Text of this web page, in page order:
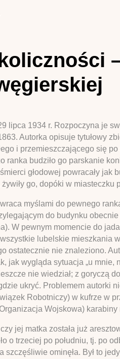
lipca 1934 r. Rozpoczyna je
Autorka opisuje tytułowy
i przemieszczającego się
ranka budziło go parskanie
głodowej powracały
go, dopóki w miasteczku
myślami do pewnego
do budynku
W pewnym momencie do
lubelskie mieszkania
ostatecznie nie znaleziono.
jak wygląda sytuacja „u
nie wiedział; z goryczą
ukryć. Problemem autorki
Robotniczy) w kufrze w
Wojskowa) karabiny
jej matka została już
o trzeciej po południu, tj. po
szczęśliwie ominęła. Był to